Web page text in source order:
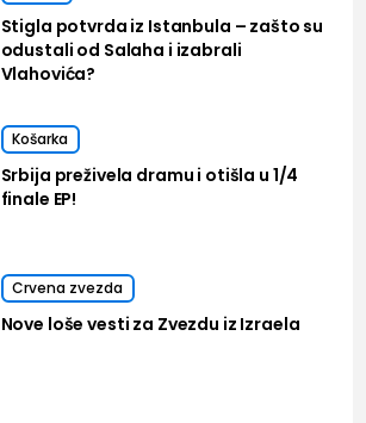
Stigla potvrda iz Istanbula – zašto su
odustali od Salaha i izabrali
Vlahovića?
Košarka
Srbija preživela dramu i otišla u 1/4
finale EP!
Crvena zvezda
Nove loše vesti za Zvezdu iz Izraela